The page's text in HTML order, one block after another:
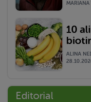
10
ALINA
Editorial